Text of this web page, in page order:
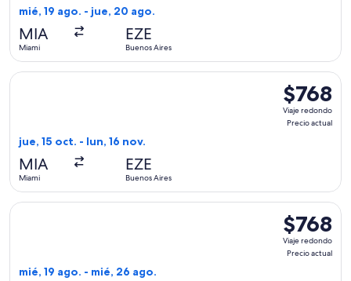
mié, 19 ago. - jue, 20 ago.
MIA
Miami
EZE
Buenos Aires
$768
Viaje
redondo,
$768
Viaje redondo
Precio actual
jue, 15 oct. - lun, 16 nov.
MIA
Miami
EZE
Buenos Aires
Seleccionar vuelo de Delta, con salida el jue, 15 oct. desde
$768
Viaje
redondo,
$768
Viaje redondo
Precio actual
mié, 19 ago. - mié, 26 ago.
Seleccionar vuelo de American Airlines, con salida el mié,